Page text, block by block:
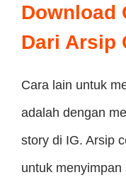
Download
Dari Arsip
Cara lain untuk
adalah dengan
story di IG. Arsip
untuk